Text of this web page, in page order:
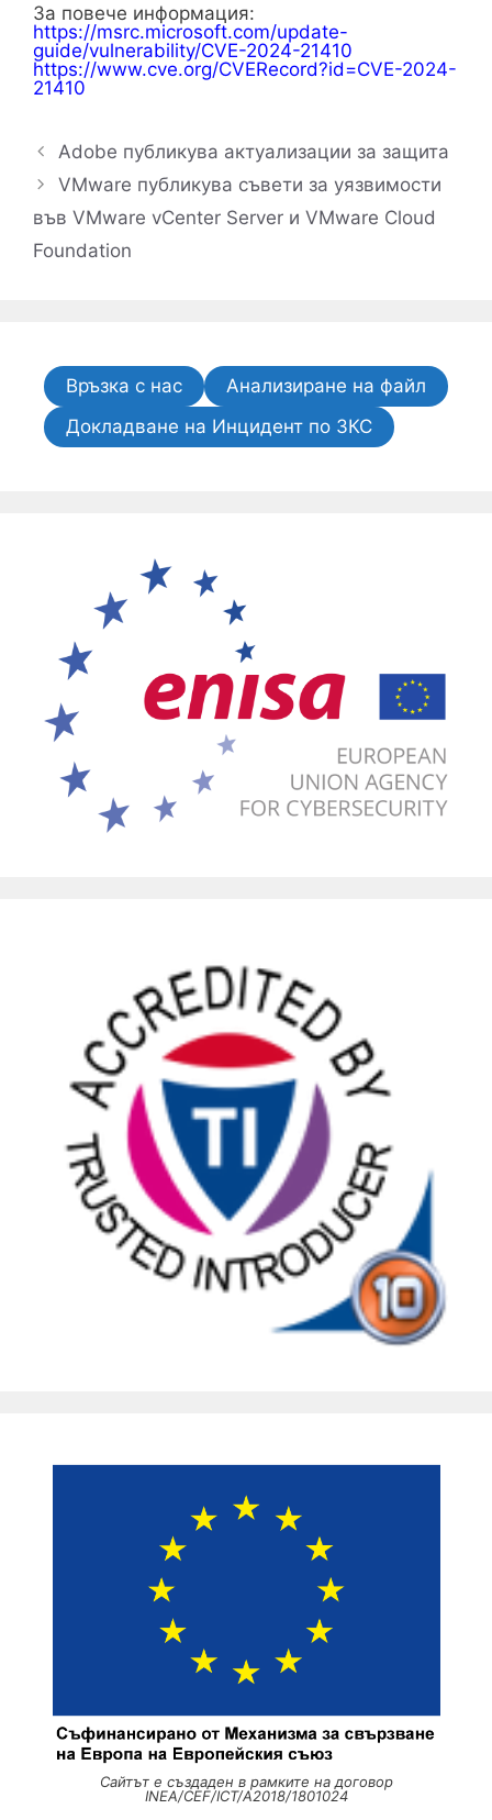
За повече информация:
https://msrc.microsoft.com/update-
guide/vulnerability/CVE-2024-21410
https://www.cve.org/CVERecord?id=CVE-2024-
21410
Adobe публикува актуализации за защита
VMware публикува съвети за уязвимости
във VMware vCenter Server и VMware Cloud
Foundation
Връзка с нас
Анализиране на файл
Докладване на Инцидент по ЗКС
Сайтът е създаден в рамките на договор
INEA/CEF/ICT/A2018/1801024